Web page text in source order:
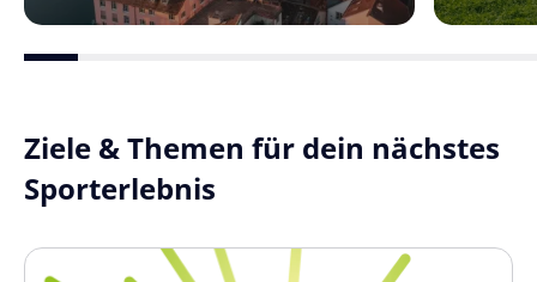
Ziele & Themen für dein nächstes
Sporterlebnis